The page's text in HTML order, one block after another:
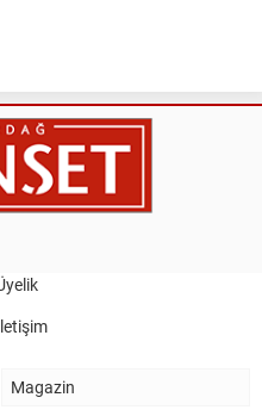
!!!!
MÜDÜRÜMÜZE HAYIRLI OLSUN
Magazin